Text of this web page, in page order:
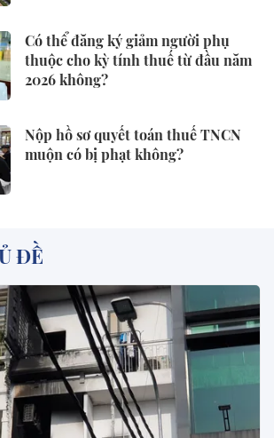
Có thể đăng ký giảm người phụ
thuộc cho kỳ tính thuế từ đầu năm
2026 không?
Nộp hồ sơ quyết toán thuế TNCN
muộn có bị phạt không?
ĐỀ